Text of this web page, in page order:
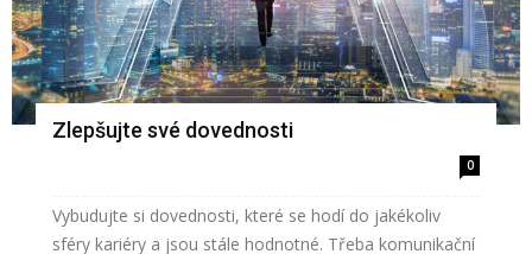
Zlepšujte své dovednosti
0
Vybudujte si dovednosti, které se hodí do jakékoliv
sféry kariéry a jsou stále hodnotné. Třeba komunikační